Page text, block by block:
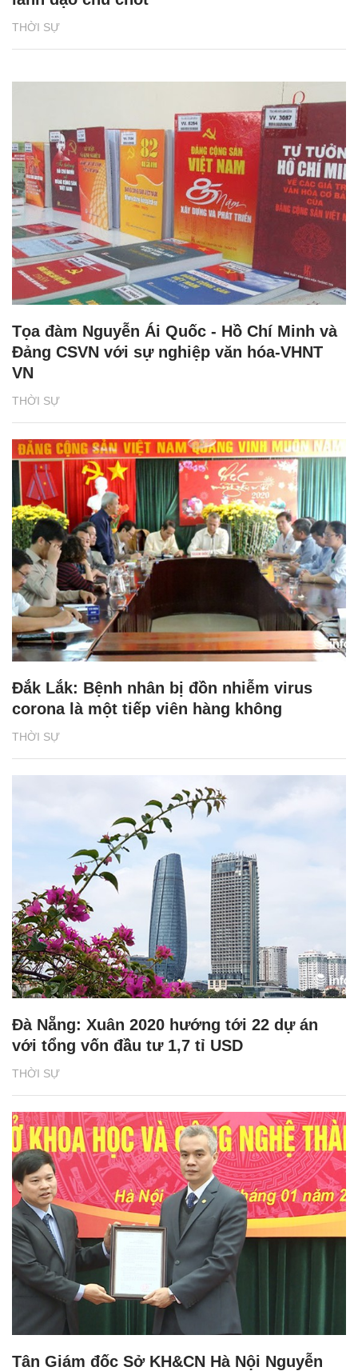
THỜI SỰ
THỜI SỰ
Tọa đàm Nguyễn Ái Quốc - Hồ Chí Minh và
Đảng CSVN với sự nghiệp văn hóa-VHNT
VN
THỜI SỰ
Đắk Lắk: Bệnh nhân bị đồn nhiễm virus
corona là một tiếp viên hàng không
THỜI SỰ
Đà Nẵng: Xuân 2020 hướng tới 22 dự án
với tổng vốn đầu tư 1,7 tỉ USD
Tân Giám đốc Sở KH&CN Hà Nội Nguyễn